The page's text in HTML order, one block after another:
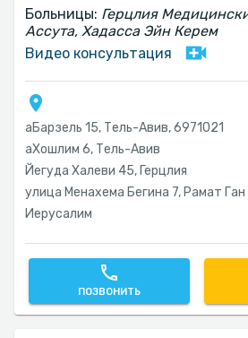
Больницы: Герцлия
Ассута, Хадасса Эйн Керем
Видео консультация
аБарзель 15, Тель-Авив‎, 6971021
аХошлим 6, Тель-Авив‎
Йегуда Халеви 45, Герцлия
улица Менахема Бегина 7, Рамат Ган
Иерусалим
ПОЗВОНИТЬ